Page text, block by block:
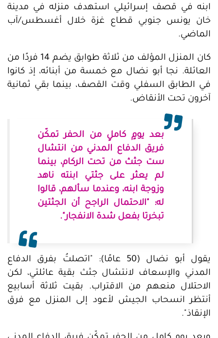
ابنه في قصف إسرائيلي استهدف منزله في مدينة
خان يونس جنوبي قطاع غزة خلال أغسطس/آب
الماضي.
كان المنزل المؤلف من ثلاثة طوابق يضم 14 فردًا من
العائلة. نجا أبو نضال مع خمسة من أبنائه، إذ كانوا
في الطابق السفلي وقت القصف، بينما بقي ثمانية
آخرون تحت الأنقاض.
بعد يومٍ كاملٍ من الحفر تمكّن
فريق الدفاع المدني من انتشال
ست جثث من تحت الركام، بينما
لم يعثر على جثتي ابنته ناهد
وزوجة ابنه، وعندما سألهم، قالوا
له: "الاحتمال الراجح أن الجثتين
تبخرتا بفعل شدة الانفجار".
يقول أبو نضال (50 عامًا): "اتصلتُ بفرق الدفاع
المدني والإسعاف لانتشال جثث بقية عائلتي، لكن
الاحتلال منعهم من الاقتراب. بقيت ثلاثة أسابيع
أنتظر انسحاب الجيش لأعود إلى المنزل مع فرق
الإنقاذ".